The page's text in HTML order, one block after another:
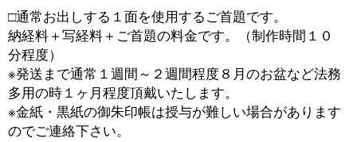
□通常お出しする１面を使用するご首題です。
納経料＋写経料＋ご首題の料金です。（制作時間１０
分程度）
※発送まで通常１週間～２週間程度８月のお盆など法務
多用の時１ヶ月程度頂戴いたします。
※金紙・黒紙の御朱印帳は授与が難しい場合があります
のでご連絡下さい。